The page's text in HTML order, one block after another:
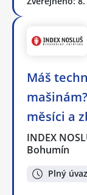
Máš
měsíci a
INDEX
Bohumín
Plný